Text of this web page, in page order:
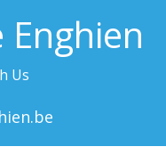
Enghien
Us